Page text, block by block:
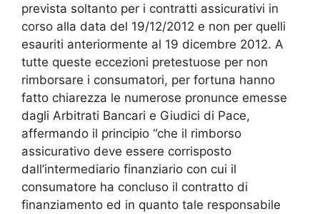
prevista soltanto per i contratti assicurativi in
corso alla data del 19/12/2012 e non per quelli
esauriti anteriormente al 19 dicembre 2012. A
tutte queste eccezioni pretestuose per non
rimborsare i consumatori, per fortuna hanno
fatto chiarezza le numerose pronunce emesse
dagli Arbitrati Bancari e Giudici di Pace,
affermando il principio “che il rimborso
assicurativo deve essere corrisposto
dall’intermediario finanziario con cui il
consumatore ha concluso il contratto di
finanziamento ed in quanto tale responsabile